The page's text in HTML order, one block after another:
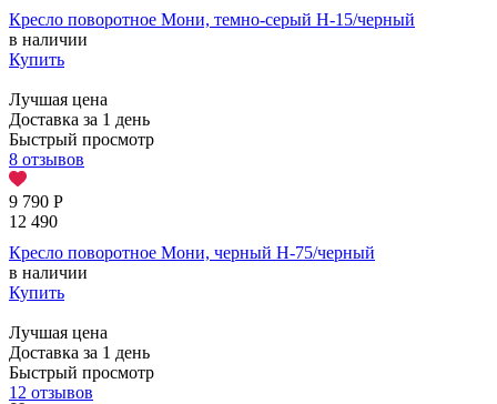
Кресло поворотное Мони, темно-серый H-15/черный
в наличии
Купить
Лучшая цена
Доставка за 1 день
Быстрый просмотр
8 отзывов
9 790 Р
12 490
Кресло поворотное Мони, черный H-75/черный
в наличии
Купить
Лучшая цена
Доставка за 1 день
Быстрый просмотр
12 отзывов